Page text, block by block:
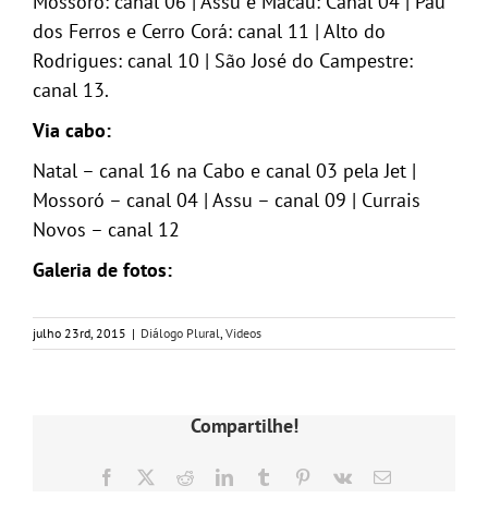
dos Ferros e Cerro Corá: canal 11 | Alto do
Rodrigues: canal 10 | São José do Campestre:
canal 13.
Via cabo:
Natal – canal 16 na Cabo e canal 03 pela Jet |
Mossoró – canal 04 | Assu – canal 09 | Currais
Novos – canal 12
Galeria de fotos:
julho 23rd, 2015 | Diálogo Plural, Videos
Compartilhe!
Facebook RedditLinkedInTumblr Pinterest
Vk
E-